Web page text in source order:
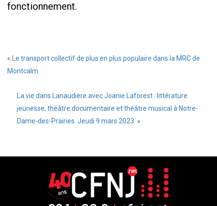
fonctionnement.
«
Le transport collectif de plus en plus populaire dans la MRC de
Montcalm.
La vie dans Lanaudière avec Joanie Laforest : littérature
jeunesse, théâtre documentaire et théâtre musical à Notre-
Dame-des-Prairies. Jeudi 9 mars 2023. »